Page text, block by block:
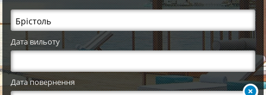
Дата вильоту
Дата повернення